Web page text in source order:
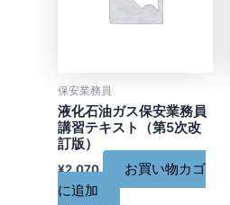
保安業務員
液化石油ガス保安業務員
講習テキスト（第5次改
訂版）
¥2,070
お買い物カゴ
に追加